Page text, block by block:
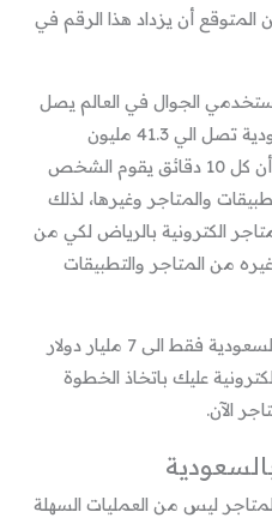
أن يزداد هذا الرقم في
الجوال في العالم يصل
الي 2 مليار مستخدم، وفي السعودية تصل الي 41.3 مليون
شخص، واضحت هذه الاحصائية أن كل 10 دقائق يقوم الشخص
والمتاجر وغيرها، لذلك
الكترونية بالرياض لكي من
من المتاجر والتطبيقات
يصل ربح التجارة الإلكترونية في السعودية فقط الى 7 مليار دولار
عليك باتخاذ الخطوة
الآن.
ليس من العمليات السهلة